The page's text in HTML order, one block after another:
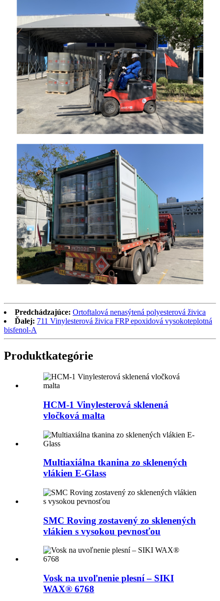
Predchádzajúce: Ortoftalová nenasýtená polyesterová živica
Ďalej: 711 Vinylesterová živica FRP epoxidová vysokoteplotná
bisfenol-A
Produktkategórie
HCM-1 Vinylesterová sklenená
vločková malta
Multiaxiálna tkanina zo sklenených
vlákien E-Glass
SMC Roving zostavený zo sklenených
vlákien s vysokou pevnosťou
Vosk na uvoľnenie plesní – SIKI
WAX® 6768